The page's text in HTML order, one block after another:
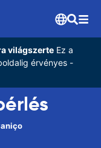
világszerteEz a
érvényes -